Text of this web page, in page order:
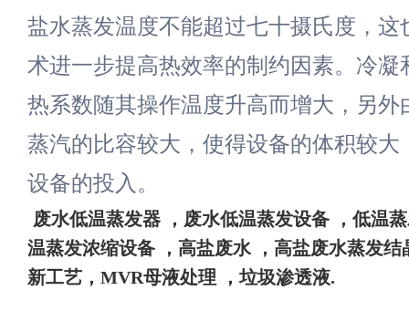
盐水蒸发温度不能超过七十摄氏度，这
术进一步提高热效率的制约因素。冷凝
热系数随其操作温度升高而增大，另外
蒸汽的比容较大，使得设备的体积较大
设备的投入。
废水低温蒸发器 ，废水低温蒸发设备 ， 低温
温蒸发浓缩设备
，高盐废水
，高盐废水蒸发结
新工艺， MVR母液处理 ，垃圾渗透液.